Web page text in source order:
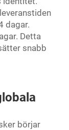
dagar.
Detta
snabb
börjar